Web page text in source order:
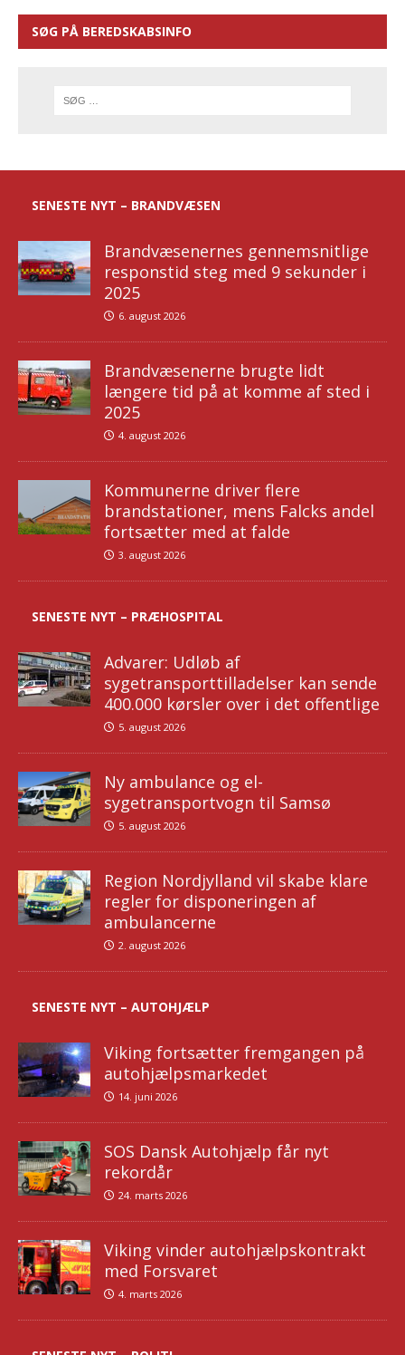
SØG PÅ BEREDSKABSINFO
SENESTE NYT – BRANDVÆSEN
Brandvæsenernes gennemsnitlige
responstid steg med 9 sekunder i
2025
6. august 2026
Brandvæsenerne brugte lidt
længere tid på at komme af sted i
2025
4. august 2026
Kommunerne driver flere
brandstationer, mens Falcks andel
fortsætter med at falde
3. august 2026
SENESTE NYT – PRÆHOSPITAL
Advarer: Udløb af
sygetransporttilladelser kan sende
400.000 kørsler over i det offentlige
5. august 2026
Ny ambulance og el-
sygetransportvogn til Samsø
5. august 2026
Region Nordjylland vil skabe klare
regler for disponeringen af
ambulancerne
2. august 2026
SENESTE NYT – AUTOHJÆLP
Viking fortsætter fremgangen på
autohjælpsmarkedet
14. juni 2026
SOS Dansk Autohjælp får nyt
rekordår
24. marts 2026
Viking vinder autohjælpskontrakt
med Forsvaret
4. marts 2026